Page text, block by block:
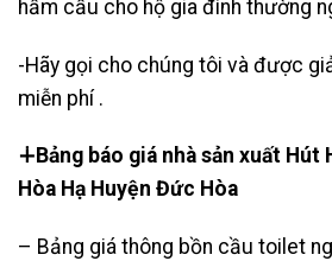
hầm cầu cho hộ gia đình thường
-Hãy gọi cho chúng tôi và được
miễn phí .
∔Bảng báo giá nhà sản xuất Hút
Hòa Hạ Huyện Đức Hòa
– Bảng giá thông bồn cầu toilet